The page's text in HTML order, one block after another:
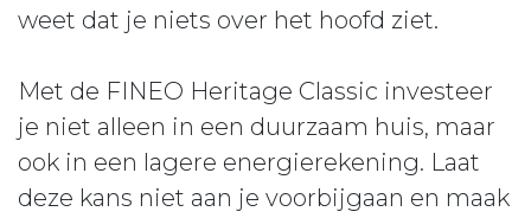
weet dat je niets over het hoofd ziet.
Met de FINEO Heritage Classic investeer
je niet alleen in een duurzaam huis, maar
ook in een lagere energierekening. Laat
deze kans niet aan je voorbijgaan en maak